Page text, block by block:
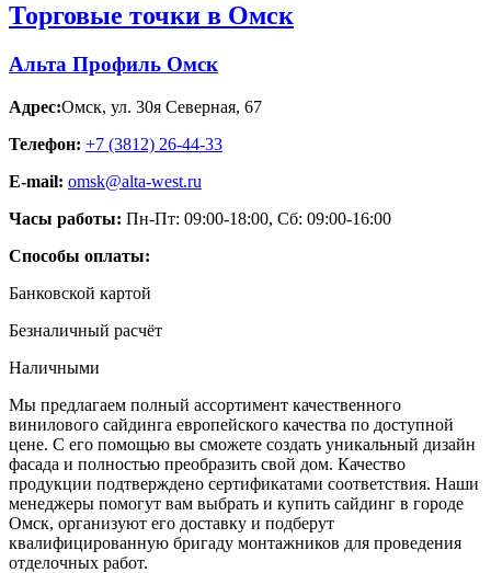
Торговые точки в Омск
Альта Профиль Омск
Адрес:Омск, ул. 30я Северная, 67
Телефон: +7 (3812) 26‑44-33
E-mail: omsk@alta-west.ru
Часы работы: Пн-Пт: 09:00-18:00, Сб: 09:00-16:00
Способы оплаты:
Банковской картой
Безналичный расчёт
Наличными
Мы предлагаем полный ассортимент качественного
винилового сайдинга европейского качества по доступной
цене. С его помощью вы сможете создать уникальный дизайн
фасада и полностью преобразить свой дом. Качество
продукции подтверждено сертификатами соответствия. Наши
менеджеры помогут вам выбрать и купить сайдинг в городе
Омск, организуют его доставку и подберут
квалифицированную бригаду монтажников для проведения
отделочных работ.